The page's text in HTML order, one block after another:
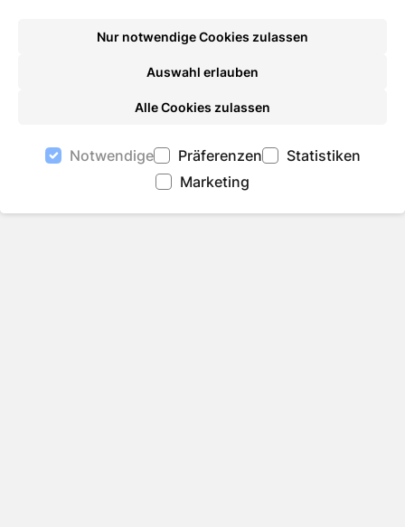
Nur notwendige Cookies zulassen
Auswahl erlauben
Alle Cookies zulassen
Notwendige Präferenzen
Statistiken
Marketing
Die im Projekt entwickelten Ideen,
Unterrichtsmodule und Materialien sind weiterhin
frei zugänglich unter:https://schule-leben.de
Auf Facebook teilen
Auf Twitter teilen